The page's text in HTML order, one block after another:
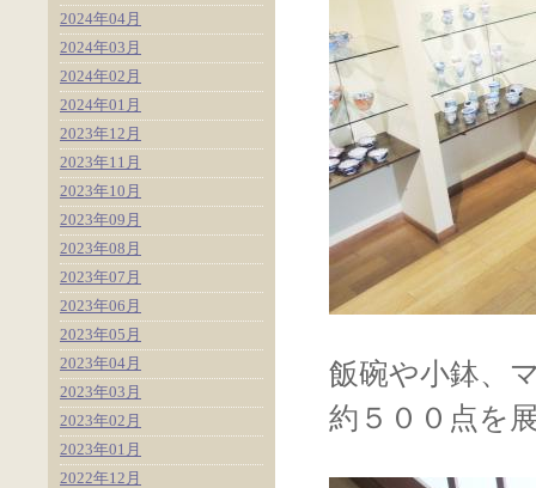
飯碗や小鉢、
約５００点を
2024年04月
2024年03月
2024年02月
2024年01月
2023年12月
2023年11月
2023年10月
2023年09月
2023年08月
2023年07月
2023年06月
2023年05月
2023年04月
2023年03月
2023年02月
2023年01月
2022年12月